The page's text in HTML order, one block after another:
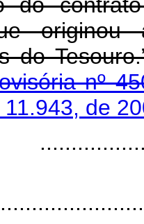
originou
do
nº
11.943, de